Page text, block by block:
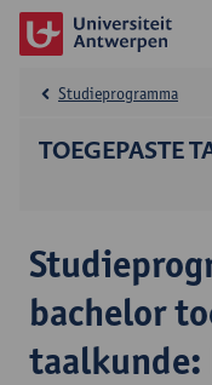
TOEGEPASTE
Studieprogramma
bachelor
taalkunde: